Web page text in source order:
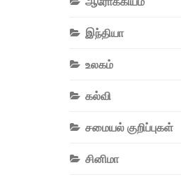
இந்தியா
உலகம்
கல்வி
சமையல் குறிப்புகள்
சினிமா